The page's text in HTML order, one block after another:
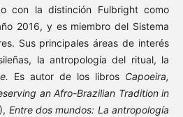
con la distinción Fulbright como
2016, y es miembro del Sistema
Sus principales áreas de interés
la antropología del ritual, la
Es autor de los libros Capoeira,
an Afro-Brazilian Tradition in
Entre dos mundos: La antropología